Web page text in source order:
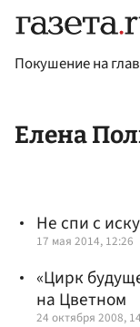
Покушение на
Елена
Не спи с
17 мая 2014, 12:26
«Цирк
на Цветном
24 октября 2008,